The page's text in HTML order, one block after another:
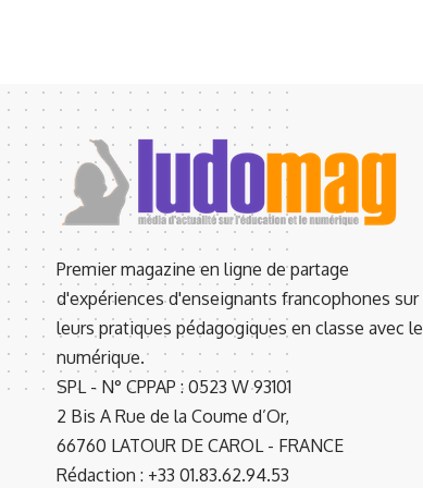
Premier magazine en ligne de partage
d'expériences d'enseignants francophones sur
leurs pratiques pédagogiques en classe avec le
numérique.
SPL - N° CPPAP : 0523 W 93101
2 Bis A Rue de la Coume d’Or,
66760 LATOUR DE CAROL - FRANCE
Rédaction : +33 01.83.62.94.53